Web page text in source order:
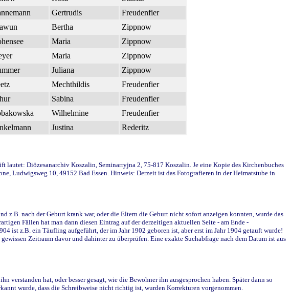
Gertrudis
Freudenfier
Bertha
Zippnow
Maria
Zippnow
Maria
Zippnow
Juliana
Zippnow
Mechthildis
Freudenfier
Sabina
Freudenfier
Wilhelmine
Freudenfier
Justina Rederitz
Diözesanarchiv Koszalin, Seminarryjna 2, 75-817 Koszalin. Je eine Kopie des Kirchenbuches
Ludwigsweg 10, 49152 Bad Essen. Hinweis: Derzeit ist das Fotografieren in der Heimatstube in
z.B. nach der Geburt krank war, oder die Eltern die Geburt nicht sofort anzeigen konnten, wurde das
Fällen hat man dann diesen Eintrag auf der derzeitigen aktuellen Seite - am Ende -
ist z.B. ein Täufling aufgeführt, der im Jahr 1902 geboren ist, aber erst im Jahr 1904 getauft wurde!
Zeitraum davor und dahinter zu überprüfen. Eine exakte Suchabfrage nach dem Datum ist aus
hat, oder besser gesagt, wie die Bewohner ihn ausgesprochen haben. Später dann so
wurde, dass die Schreibweise nicht richtig ist, wurden Korrekturen vorgenommen.